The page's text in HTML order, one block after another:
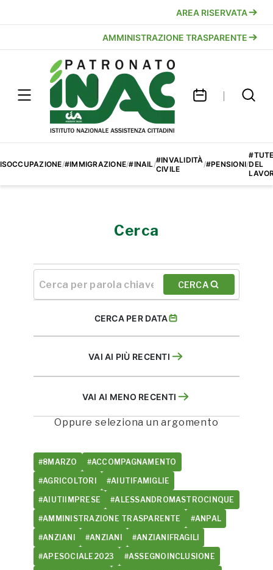
AREA RISERVATA
AMMINISTRAZIONE TRASPARENTE
/#IMMIGRAZIONE/#INAIL/#INVALIDITÀ
CIVILE
/#PENSIONI/DEL
Cerca
CERCA
CERCA PER DATA
VAI AI PIÙ RECENTI
VAI AI MENO RECENTI
Oppure seleziona un argomento
#8MARZO #ACCOMPAGNAMENTO
#AGRICOLTORI #AIUTIFAMIGLIE
#AIUTIIMPRESE #ALESSANDROMASTROCINQUE
#AMMINISTRAZIONE TRASPARENTE #ANPAL
#ANZIANI #ANZIANI #ANZIANIFRAGILI
#APESOCIALE2023 #ASSEGNOINCLUSIONE